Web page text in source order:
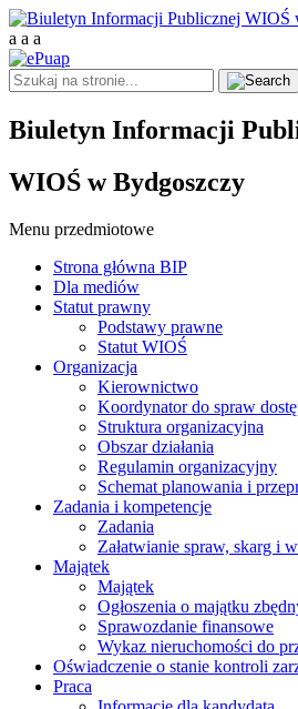
a a a
Biuletyn Informacji
WIOŚ w Bydgoszczy
Menu przedmiotowe
Strona główna BIP
Dla mediów
Statut prawny
Podstawy prawne
Statut WIOŚ
Organizacja
Kierownictwo
Koordynator do spraw
Struktura organizacyjna
Obszar działania
Regulamin organizacyjny
Schemat planowania i
Zadania i kompetencje
Zadania
Załatwianie spraw, skarg i
Majątek
Majątek
Ogłoszenia o majątku
Sprawozdanie finansowe
Wykaz nieruchomości do
Oświadczenie o stanie kontroli
Praca